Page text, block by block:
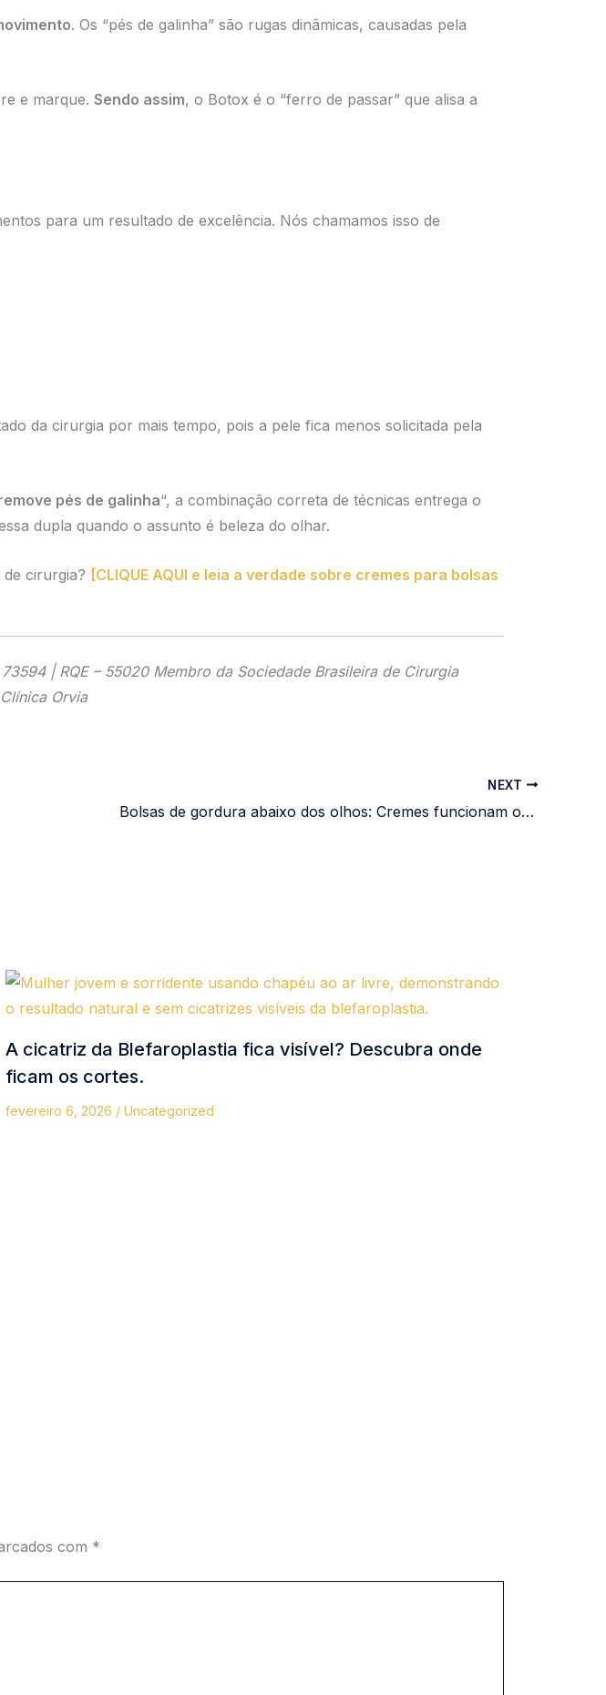
. Os “pés de galinha” são rugas dinâmicas, causadas pela
e marque. Sendo assim, o Botox é o “ferro de passar” que alisa a
para um resultado de excelência. Nós chamamos isso de
da cirurgia por mais tempo, pois a pele fica menos solicitada pela
pés de galinha“, a combinação correta de técnicas entrega o
dupla quando o assunto é beleza do olhar.
cirurgia? [CLIQUE AQUI e leia a verdade sobre cremes para bolsas
| RQE – 55020 Membro da Sociedade Brasileira de Cirurgia
Orvia
NEXT
Bolsas de gordura abaixo dos olhos: Cremes funcionam ou só cirurgia resolve?
A cicatriz da Blefaroplastia fica visível? Descubra onde
ficam os cortes.
fevereiro 6, 2026 / Uncategorized
com *